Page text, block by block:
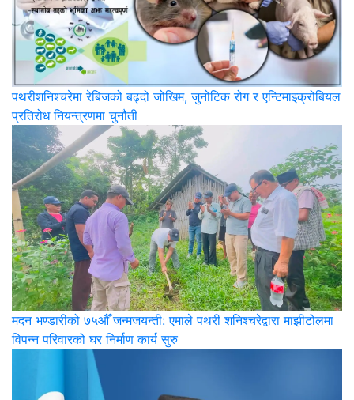
पथरीशनिश्‍चरेमा रेबिजको बढ्दो जोखिम, जुनोटिक रोग र एन्टिमाइक्रोबियल
प्रतिरोध नियन्त्रणमा चुनौती
मदन भण्डारीको ७५औँ जन्मजयन्ती: एमाले पथरी शनिश्चरेद्वारा माझीटोलमा
विपन्न परिवारको घर निर्माण कार्य सुरु